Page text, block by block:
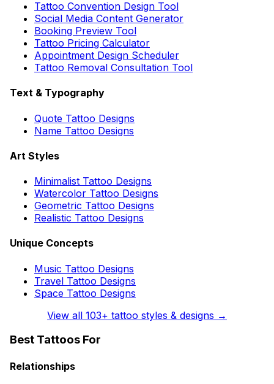
Tattoo Convention Design Tool
Social Media Content Generator
Booking Preview Tool
Tattoo Pricing Calculator
Appointment Design Scheduler
Tattoo Removal Consultation Tool
Text & Typography
Quote Tattoo Designs
Name Tattoo Designs
Art Styles
Minimalist Tattoo Designs
Watercolor Tattoo Designs
Geometric Tattoo Designs
Realistic Tattoo Designs
Unique Concepts
Music Tattoo Designs
Travel Tattoo Designs
Space Tattoo Designs
View all 103+ tattoo styles & designs →
Best Tattoos For
Relationships